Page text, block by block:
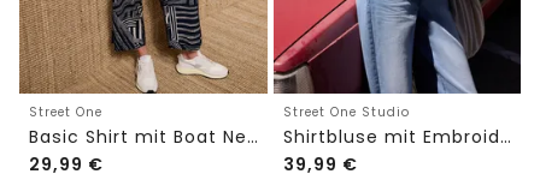
Street One
Basic Shirt mit Boat Neck und Elastikbund
29,99 €
Street One Studio
Shirtbluse mit Embroidery-Front
39,99 €